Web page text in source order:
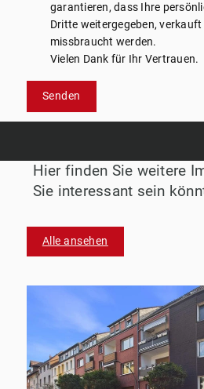
garantieren, dass Ihre
Dritte weitergegeben,
missbraucht werden.
Vielen Dank für Ihr Vertrauen.
Senden
Hier finden Sie weitere
Sie interessant sein
Alle ansehen